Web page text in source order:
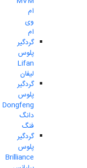
ام
وی
ام
گردگیر
پلوس
Lifan
لیفان
گردگیر
پلوس
Dongfeng
دانگ
فنگ
گردگیر
پلوس
Brilliance